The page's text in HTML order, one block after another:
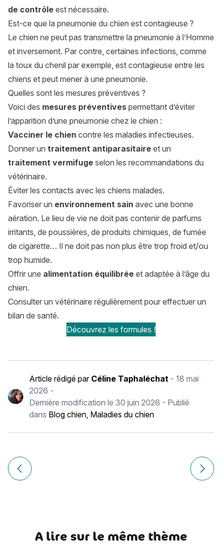
de contrôle est nécessaire.
Est-ce que la pneumonie du chien est contagieuse ?
Le chien ne peut pas transmettre la pneumonie à l’Homme
et inversement. Par contre, certaines infections, comme
la toux du chenil par exemple, est contagieuse entre les
chiens et peut mener à une pneumonie.
Quelles sont les mesures préventives ?
Voici des mesures préventives permettant d’éviter
l’apparition d’une pneumonie chez le chien :
Vacciner le chien contre les maladies infectieuses.
Donner un traitement antiparasitaire et un
traitement vermifuge selon les recommandations du
vétérinaire.
Éviter les contacts avec les chiens malades.
Favoriser un environnement sain avec une bonne
aération. Le lieu de vie ne doit pas contenir de parfums
irritants, de poussières, de produits chimiques, de fumée
de cigarette… Il ne doit pas non plus être trop froid et/ou
trop humide.
Offrir une alimentation équilibrée et adaptée à l’âge du
chien.
Consulter un vétérinaire régulièrement pour effectuer un
bilan de santé.
Découvrez les formules !
Article rédigé par Céline Taphaléchat- 18 mai
2026 -
Dernière modification le 30 juin 2026 - Publié
dans Blog chien, Maladies du chien
Navigation
de
Article précédent Assurance chat malade : peut-on Article
A lire sur le même thème